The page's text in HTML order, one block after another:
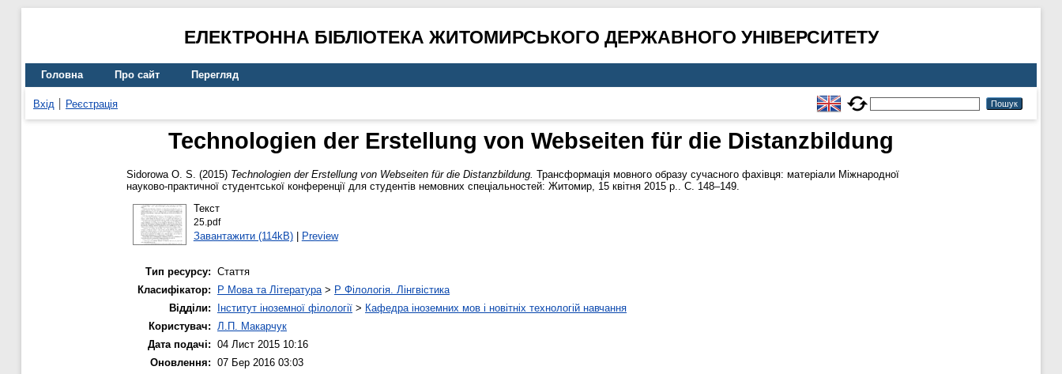
ЕЛЕКТРОННА БІБЛІОТЕКА ЖИТОМИРСЬКОГО ДЕРЖАВНОГО УНІВЕРСИТЕТУ
Головна Про сайт Перегляд
Вхід Реєстрація
Technologien der Erstellung von Webseiten für die Distanzbildung
Sidorowa O. S. (2015) Technologien der Erstellung von Webseiten für die Distanzbildung. Трансформація мовного образу сучасного фахівця: матеріали Міжнародної
науково-практичної студентської конференції для студентів немовних спеціальностей: Житомир, 15 квітня 2015 р.. С. 148–149.
Текст
25.pdf
Завантажити (114kB)| Preview
Тип ресурсу: Стаття
Класифікатор:
P Мова та Література> P Філологія. Лінгвістика
Відділи:
Інститут іноземної філології > Кафедра іноземних мов і новітніх технологій навчання
Користувач: Л.П. Макарчук
Дата подачі: 04 Лист 2015 10:16
Оновлення: 07 Бер 2016 03:03